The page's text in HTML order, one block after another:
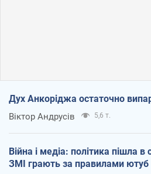
Дух Анкоріджа остаточно
Віктор Андрусів 5,6 т.
Війна і медіа: політика пішла
ЗМІ грають за правилами ютуб